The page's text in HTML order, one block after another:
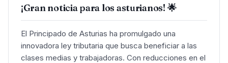
¡Gran noticia para los asturianos! 🌟
El Principado de Asturias ha promulgado una
innovadora ley tributaria que busca beneficiar a las
clases medias y trabajadoras. Con reducciones en el